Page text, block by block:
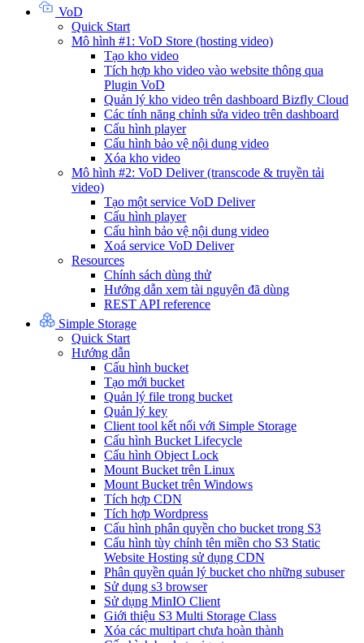
VoD
Quick Start
Mô hình #1: VoD Store (hosting video)
Tạo kho video
Tích hợp kho video vào website thông qua
Plugin VoD
Quản lý kho video trên dashboard Bizfly Cloud
Các tính năng chỉnh sửa video trên dashboard
Cấu hình player
Cấu hình bảo vệ nội dung video
Xóa kho video
Mô hình #2: VoD Deliver (transcode & truyền tải
video)
Tạo một service VoD Deliver
Cấu hình player
Cấu hình bảo vệ nội dung video
Xoá service VoD Deliver
Resources
Chính sách dùng thử
Hướng dẫn xem tài nguyên đã dùng
REST API reference
Simple Storage
Quick Start
Hướng dẫn
Cấu hình bucket
Tạo mới bucket
Quản lý file trong bucket
Quản lý key
Client tool kết nối với Simple Storage
Cấu hình Bucket Lifecycle
Cấu hình Object Lock
Mount Bucket trên Linux
Mount Bucket trên Windows
Tích hợp CDN
Tích hợp Wordpress
Cấu hình phân quyền cho bucket trong S3
Cấu hình tùy chỉnh tên miền cho S3 Static
Website Hosting sử dụng CDN
Phân quyền quản lý bucket cho những subuser
Sử dụng s3 browser
Sử dụng MinIO Client
Giới thiệu S3 Multi Storage Class
Xóa các multipart chưa hoàn thành